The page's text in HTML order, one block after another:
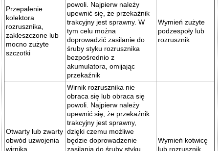
Przepalenie
kolektora
rozrusznika,
zakleszczone lub
mocno zużyte
szczotki
powoli. Najpierw należy
upewnić się, że przekaźnik
trakcyjny jest sprawny. W
tym celu można
doprowadzić zasilanie do
śruby styku rozrusznika
bezpośrednio z
akumulatora, omijając
przekaźnik
Wymień zużyte
podzespoły lub
rozrusznik
Otwarty lub zwarty
obwód uzwojenia
wirnika
Wirnik rozrusznika nie
obraca się lub obraca się
powoli. Najpierw należy
upewnić się, że przekaźnik
trakcyjny jest sprawny,
dzięki czemu możliwe
będzie doprowadzenie
zasilania do śruby styku
Wymień kotwicę
lub rozrusznik